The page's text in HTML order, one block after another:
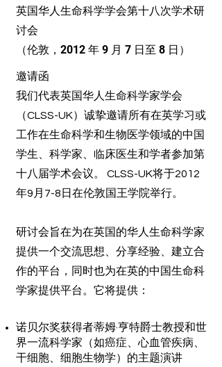
英国华人生命科学学会第十八次学术研
讨会
（伦敦，2012 年 9 月 7 日至 8 日）
邀请函
我们代表英国华人生命科学家学会
（CLSS-UK）诚挚邀请所有在英学习或
工作在生命科学和生物医学领域的中国
学生、科学家、临床医生和学者参加第
十八届学术会议。 CLSS-UK将于2012
年9月7-8日在伦敦国王学院举行。
研讨会旨在为在英国的华人生命科学家
提供一个交流思想、分享经验、建立合
作的平台，同时也为在英的中国生命科
学家提供平台。它将提供：
诺贝尔奖获得者蒂姆·亨特爵士教授和世
界一流科学家（如癌症、心血管疾病、
干细胞、细胞生物学）的主题演讲